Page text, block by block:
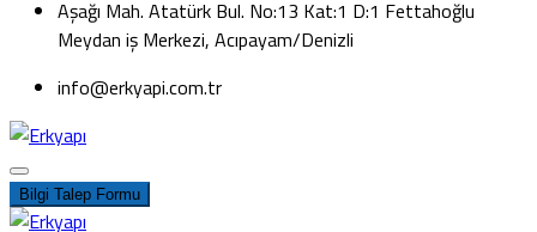
Aşağı Mah. Atatürk Bul. No:13 Kat:1 D:1 Fettahoğlu
Meydan iş Merkezi, Acıpayam/Denizli
info@erkyapi.com.tr
Bilgi Talep Formu